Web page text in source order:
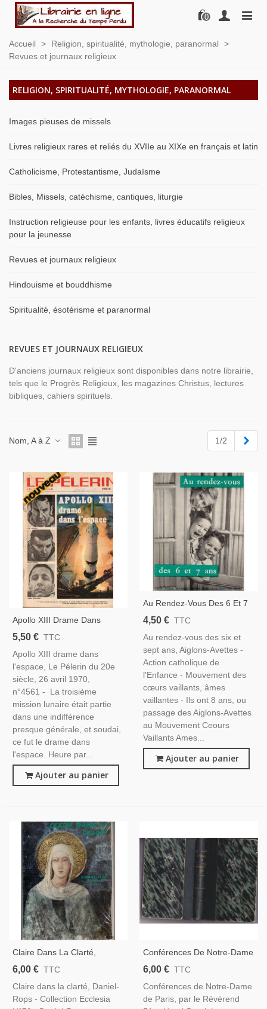
0
Accueil > Religion, spiritualité, mythologie, paranormal
>
Revues et journaux religieux
RELIGION, SPIRITUALITÉ, MYTHOLOGIE, PARANORMAL
Images pieuses de missels
Livres religieux rares et reliés du XVIIe au XIXe en français et latin
Catholicisme, Protestantisme, Judaïsme
Bibles, Missels, catéchisme, cantiques, liturgie
Instruction religieuse pour les enfants, livres éducatifs religieux
pour la jeunesse
Revues et journaux religieux
Hindouisme et bouddhisme
Spiritualité, ésotérisme et paranormal
REVUES ET JOURNAUX RELIGIEUX
D'anciens journaux religieux sont disponibles dans notre librairie,
tels que le Progrès Religieux, les magazines Christus, lectures
bibliques, cahiers spirituels.
Nom, A à Z 1/2
Apollo XIII Drame Dans
L'espace, Le Pélerin Du 20e
Espace, Portugal, Vélo Eddy
Mercks, Dessinateurs BD,
5,50 € TTC
Apollo XIII drame dans
l'espace, Le Pélerin du 20e
siècle, 26 avril 1970,
n°4561 - La troisième
mission lunaire était partie
dans une indifférence
presque générale, et soudai,
ce fut le drame dans
l'espace. Heure par...
Ajouter au panier
Au Rendez-Vous Des 6 Et 7
Ans, Aiglons-Avettes, 1962 -
Traditionnelles, Fêtes
Catholiques
4,50 € TTC
Au rendez-vous des six et
sept ans, Aiglons-Avettes -
Action catholique de
l'Enfance - Mouvement des
cœurs vaillants, âmes
vaillantes - Ils ont 8 ans, ou
passage des Aiglons-Avettes
au Mouvement Ceours
Vaillants Ames...
Ajouter au panier
Claire Dans La Clarté,
Daniel-Rops, 1962 -
Catholicisme, Ecclesia
6,00 € TTC
Claire dans la clarté, Daniel-
Rops - Collection Ecclesia
Conférences De Notre-Dame
De Paris Tome 1, 1857,
6,00 € TTC
Conférences de Notre-Dame
de Paris, par le Révérend